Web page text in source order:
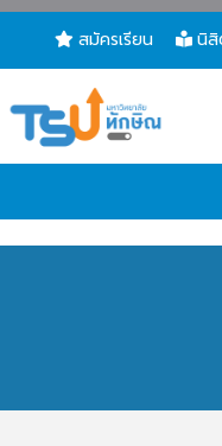
สมัครเรียน นิ